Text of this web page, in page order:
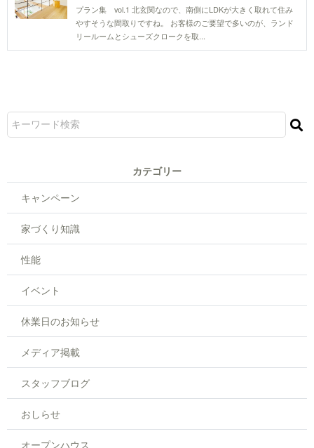
プラン集 vol.1 北玄関なので、南側にLDKが大きく取れて住み
やすそうな間取りですね。 お客様のご要望で多いのが、ランド
リールームとシューズクロークを取...
カテゴリー
キャンペーン
家づくり知識
性能
イベント
休業日のお知らせ
メディア掲載
スタッフブログ
おしらせ
オープンハウス